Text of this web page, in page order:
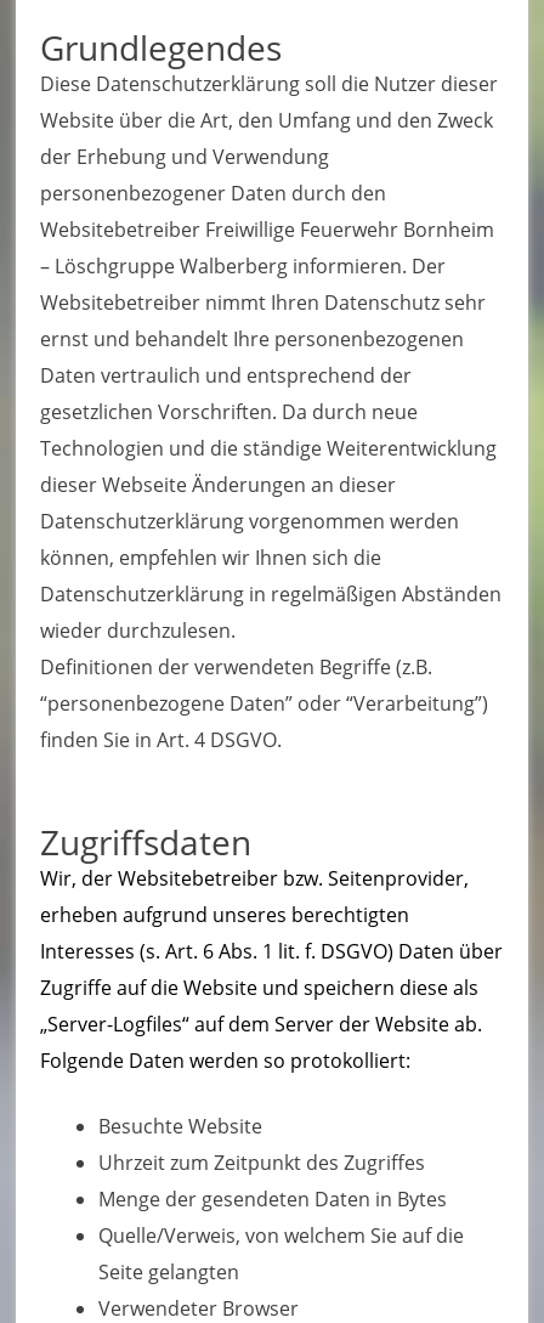
u
e
r
w
e
h
r
B
o
r
n
h
ei
m
–
L
ö
c
h
ei
n
h
ei
W
al
Grundlegendes
Diese Datenschutzerklärung soll die Nutzer dieser
Website über die Art, den Umfang und den Zweck
der Erhebung und Verwendung
personenbezogener Daten durch den
Websitebetreiber Freiwillige Feuerwehr Bornheim
– Löschgruppe Walberberg informieren. Der
Websitebetreiber nimmt Ihren Datenschutz sehr
ernst und behandelt Ihre personenbezogenen
Daten vertraulich und entsprechend der
gesetzlichen Vorschriften. Da durch neue
Technologien und die ständige Weiterentwicklung
dieser Webseite Änderungen an dieser
Datenschutzerklärung vorgenommen werden
können, empfehlen wir Ihnen sich die
Datenschutzerklärung in regelmäßigen Abständen
wieder durchzulesen.
Definitionen der verwendeten Begriffe (z.B.
“personenbezogene Daten” oder “Verarbeitung”)
finden Sie in Art. 4 DSGVO.
Zugriffsdaten
Wir, der Websitebetreiber bzw. Seitenprovider,
erheben aufgrund unseres berechtigten
Interesses (s. Art. 6 Abs. 1 lit. f. DSGVO) Daten über
Zugriffe auf die Website und speichern diese als
„Server-Logfiles“ auf dem Server der Website ab.
Folgende Daten werden so protokolliert:
Besuchte Website
Uhrzeit zum Zeitpunkt des Zugriffes
Menge der gesendeten Daten in Bytes
Quelle/Verweis, von welchem Sie auf die
Seite gelangten
Verwendeter Browser